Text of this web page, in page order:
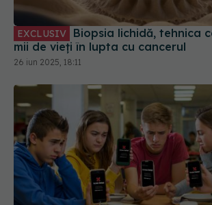
EXCLUSIV
mii de vieți în lupta cu cancerul
26 iun 2025, 18:11